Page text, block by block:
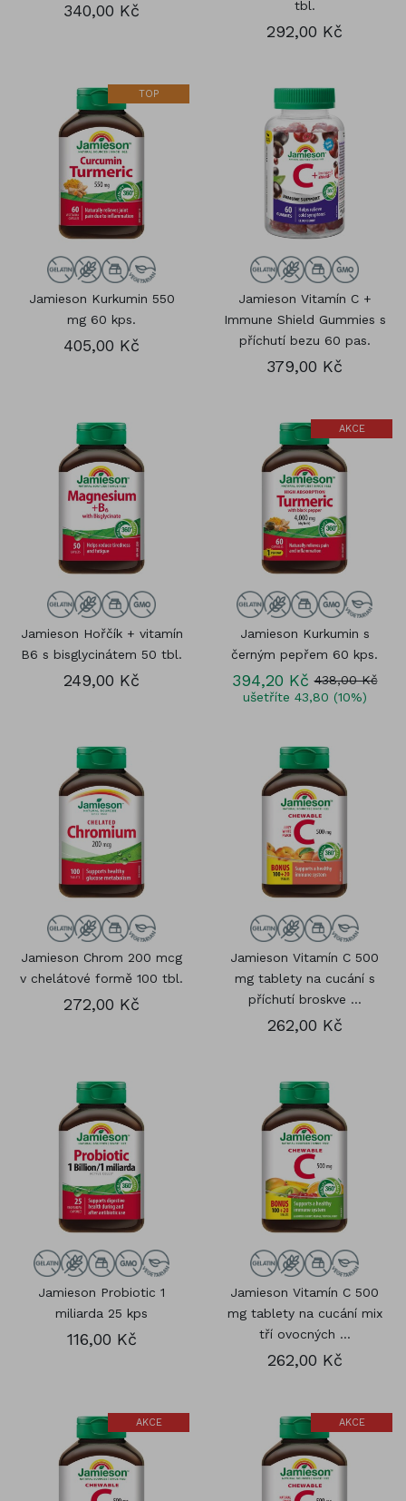
340,00 Kč tbl.
292,00 Kč
TOP
Jamieson Kurkumin 550
mg 60 kps.
405,00 Kč
Jamieson Vitamín C +
Immune Shield Gummies s
příchutí bezu 60 pas.
379,00 Kč
Jamieson Hořčík + vitamín
B6 s bisglycinátem 50 tbl.
249,00 Kč
AKCE
Jamieson Kurkumin s
černým pepřem 60 kps.
394,20 Kč 438,00 Kč
ušetříte 43,80 (10%)
Jamieson Chrom 200 mcg
v chelátové formě 100 tbl.
272,00 Kč
Jamieson Vitamín C 500
mg tablety na cucání s
příchutí broskve ...
262,00 Kč
Jamieson Probiotic 1
miliarda 25 kps
116,00 Kč
Jamieson Vitamín C 500
mg tablety na cucání mix
tří ovocných ...
262,00 Kč
AKCE AKCE